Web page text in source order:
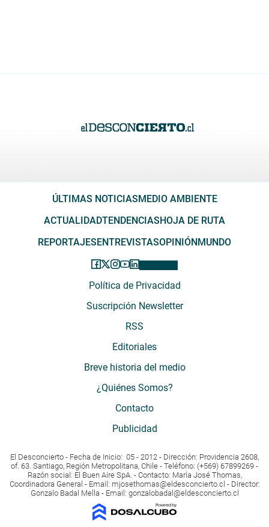
ÚLTIMAS NOTICIASMEDIO AMBIENTE
ACTUALIDADTENDENCIASHOJA DE RUTA
REPORTAJESENTREVISTASOPINIÓNMUNDO
Política de Privacidad
Suscripción Newsletter
RSS
Editoriales
Breve historia del medio
¿Quiénes Somos?
Contacto
Publicidad
El Desconcierto - Fecha de Inicio: 05 - 2012 - Dirección: Providencia 2608,
of. 63. Santiago, Región Metropolitana, Chile - Teléfono: (+569) 67899269 -
Razón social: El Buen Aire SpA. - Contacto: María José Thomas,
Coordinadora General - Email: mjosethomas@eldesconcierto.cl - Director:
Gonzalo Badal Mella - Email: gonzalobadal@eldesconcierto.cl